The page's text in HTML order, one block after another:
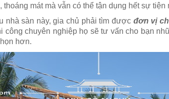
thoáng mát mà vẫn có thể tận dụng hết sự tiện
sàn này, gia chủ phải tìm được đơn vị
chuyên nghiệp họ sẽ tư vấn cho bạn
hơn.